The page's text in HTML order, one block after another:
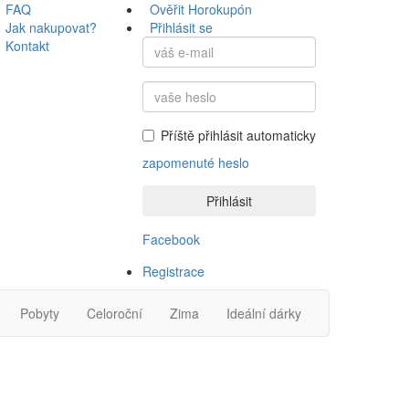
Ověřit Horokupón
Přihlásit se
Příště přihlásit automaticky
zapomenuté heslo
Přihlásit
Facebook
Registrace
FAQ
Jak nakupovat?
Kontakt
Pobyty Celoroční Zima Ideální dárky